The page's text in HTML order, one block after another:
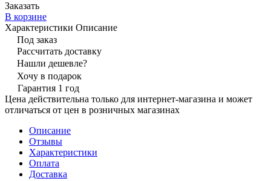
Заказать
В корзине
Характеристики Описание
Под заказ
Рассчитать доставку
Нашли дешевле?
Хочу в подарок
Гарантия 1 год
Цена действительна только для интернет-магазина и может
отличаться от цен в розничных магазинах
Описание
Отзывы
Характеристики
Оплата
Доставка